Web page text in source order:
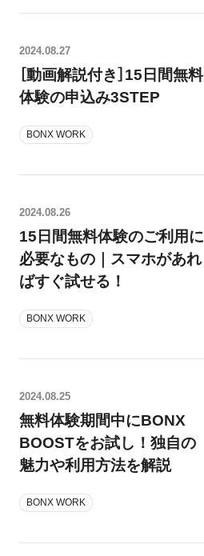
2024.08.27
［動画解説付き］15日間無料
体験の申込み3STEP
BONX WORK
2024.08.26
15日間無料体験のご利用に
必要なもの｜スマホがあれ
ばすぐ試せる！
BONX WORK
2024.08.25
無料体験期間中にBONX
BOOSTをお試し！独自の
魅力や利用方法を解説
BONX WORK